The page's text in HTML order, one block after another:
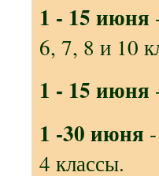
1 - 15 июня
6, 7, 8 и 10
1 - 15 июня
1 -30 июня
4 классы.